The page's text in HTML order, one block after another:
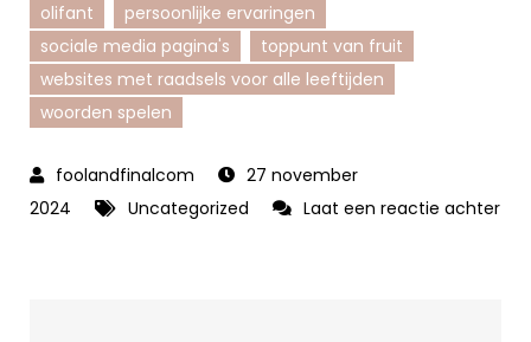
olifant
persoonlijke ervaringen
sociale media pagina's
toppunt van fruit
websites met raadsels voor alle leeftijden
woorden spelen
27 november
2024
Uncategorized
Laat een reactie achter